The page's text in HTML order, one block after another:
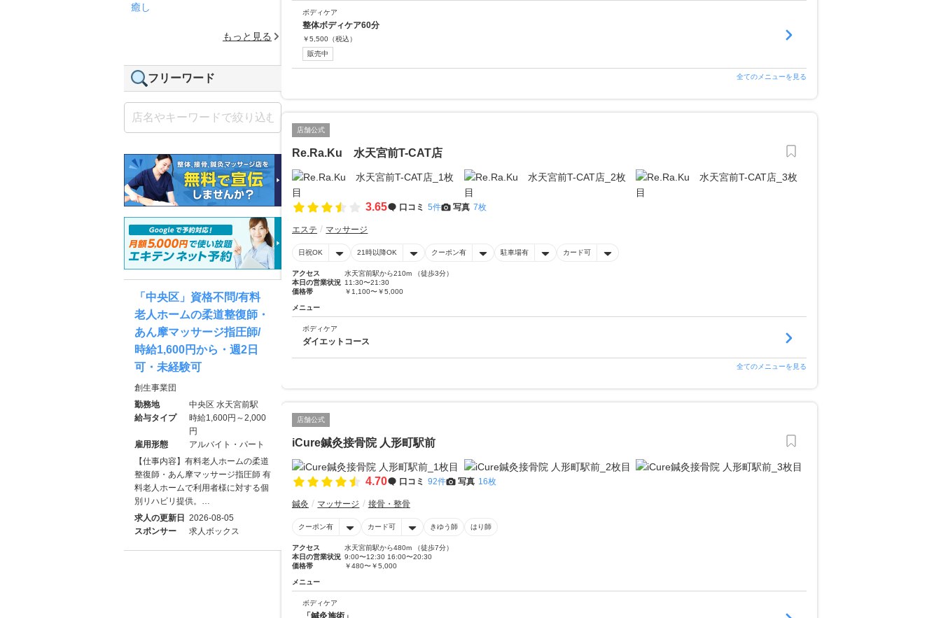
ボディケア
整体ボディケア60分
￥5,500 （税込）
販売中
全てのメニューを見る
店舗公式
Re.Ra.Ku 水天宮前T-CAT店
3.65 口コミ 5件 写真 7枚
エステ マッサージ
日祝OK 21時以降OK クーポン有 駐車場有 カード可
アクセス
水天宮前駅から210m （徒歩3分）
本日の営業状況 11:30〜21:30
価格帯
￥1,100〜￥5,000
メニュー
ボディケア
ダイエットコース
全てのメニューを見る
店舗公式
iCure鍼灸接骨院 人形町駅前
4.70 口コミ 92件 写真 16枚
鍼灸 マッサージ 接骨・整骨
クーポン有 カード可 きゆう師 はり師
アクセス
水天宮前駅から480m （徒歩7分）
本日の営業状況 9:00〜12:30 16:00〜20:30
価格帯
￥480〜￥5,000
メニュー
ボディケア
「鍼灸施術」
癒し
もっと見る
フリーワード
「中央区」資格不問/有料
老人ホームの柔道整復師・
あん摩マッサージ指圧師/
時給1,600円から・週2日
可・未経験可
創生事業団
勤務地
中央区 水天宮前駅
給与タイプ
時給1,600円～2,000
円
雇用形態
アルバイト・パート
【仕事内容】有料老人ホームの柔道
整復師・あん摩マッサージ指圧師 有
料老人ホームで利用者様に対する個
別リハビリ提供。…
求人の更新日 2026-08-05
スポンサー
求人ボックス